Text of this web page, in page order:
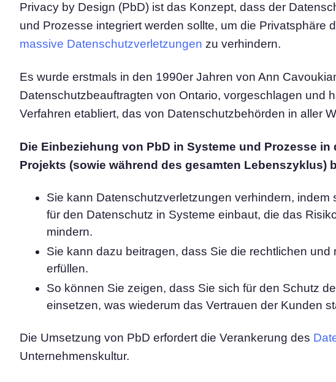
Privacy by Design (PbD) ist das Konzept, dass der
und Prozesse integriert werden sollte, um die Privatsphäre
massive Datenschutzverletzungen zu verhindern.
Es wurde erstmals in den 1990er Jahren von Ann
Datenschutzbeauftragten von Ontario, vorgeschlagen und
Verfahren etabliert, das von Datenschutzbehörden in aller
Die Einbeziehung von PbD in Systeme und Prozesse in
Projekts (sowie während des gesamten Lebenszyklus)
Sie kann Datenschutzverletzungen verhindern,
für den Datenschutz in Systeme einbaut, die das
mindern.
Sie kann dazu beitragen, dass Sie die rechtlichen
erfüllen.
So können Sie zeigen, dass Sie sich für den Schutz
einsetzen, was wiederum das Vertrauen der Kunden
Die Umsetzung von PbD erfordert die Verankerung des
Unternehmenskultur.